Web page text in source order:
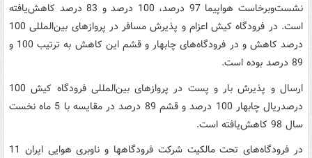
نشست‌وبرخاست هواپیما 97 درصد، 100 درصد و 83 درصد کاهش‌یافته
است. در فرودگاه کیش اعزام و پذیرش مسافر در پروازهای بین‌المللی 100
درصد کاهش و در فرودگاه‌های چابهار و قشم این کاهش به ترتیب 100 و
89 درصد بوده است.
ارسال و پذیرش بار و پست در پروازهای بین‌المللی فرودگاه کیش 100
درصدریال چابهار 100 درصد و قشم 89 درصد در مقایسه با 5 ماه نخست
سال 98 کاهش‌یافته است.
در فرودگاه‌های تحت مالکیت شرکت فرودگاهها و ناوبری هوایی ایران 11